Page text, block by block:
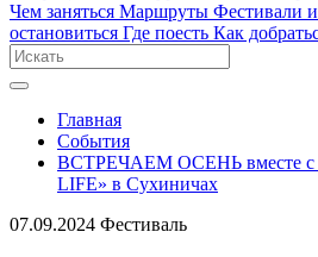
Чем заняться Маршруты Фестивали
остановиться Где поесть Как
Главная
События
ВСТРЕЧАЕМ ОСЕНЬ вместе с
LIFE» в Сухиничах
07.09.2024 Фестиваль